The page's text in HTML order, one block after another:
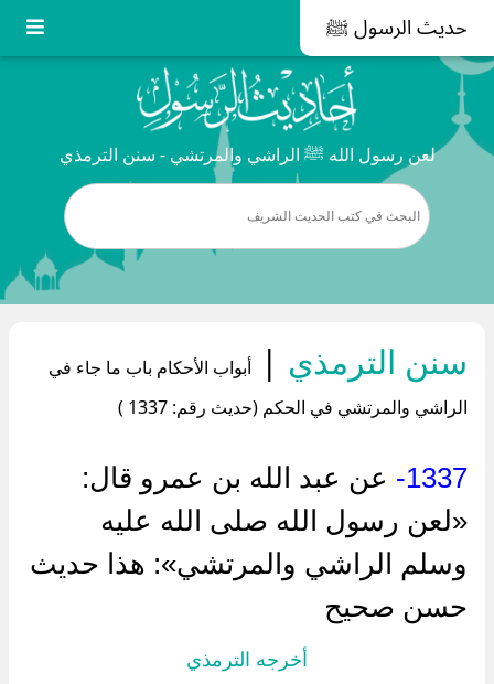
حديث الرسول ﷺ
لعن رسول الله ﷺ الراشي والمرتشي - سنن الترمذي
سنن الترمذي |
أبواب الأحكام باب ما جاء في
الراشي والمرتشي في الحكم (حديث رقم: 1337 )
1337-
عن عبد الله بن عمرو قال:
«لعن رسول الله صلى الله عليه
وسلم الراشي والمرتشي»: هذا حديث
حسن صحيح
أخرجه الترمذي